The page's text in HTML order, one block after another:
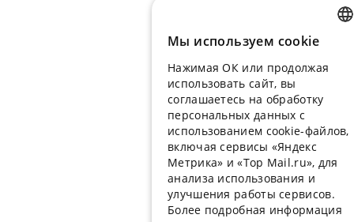
Мы используем сookie
Нажимая ОК или продолжая
использовать сайт, вы
соглашаетесь на обработку
персональных данных с
использованием cookie-файлов,
включая сервисы «Яндекс
Метрика» и «Top Mail.ru», для
анализа использования и
улучшения работы сервисов.
Более подробная информация